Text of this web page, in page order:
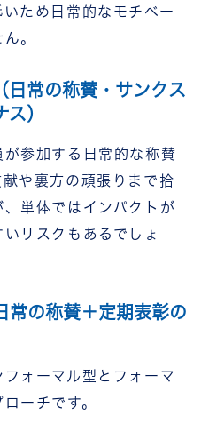
ため日常的なモチベー
。
日常の称賛・サンクス
）
参加する日常的な称賛
や裏方の頑張りまで拾
単体ではインパクトが
リスクもあるでしょ
常の称賛＋定期表彰の
ォーマル型とフォーマ
ーチです。